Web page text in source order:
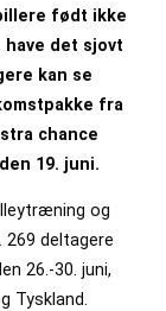
født ikke
det sjovt
kan se
fra
chance
19. juni.
og
deltagere
26.-30. juni,
Tyskland.